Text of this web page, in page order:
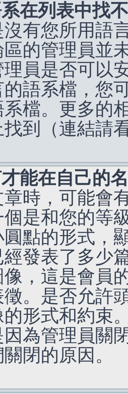
在列表中找
有您所用語
的管理員並
員是否可以
語系檔，您
檔。更多的
找到（連結請
能在自己的
時，可能會
是和您的等
點的形式，
發表了多少
，這是會員
。是否允許
形式和約束
為管理員關
閉的原因。